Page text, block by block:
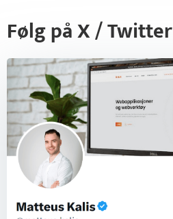
Følg på X / Twitter